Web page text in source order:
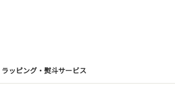
ラッピング・熨斗サービス